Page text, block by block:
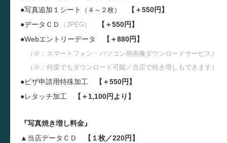
●写真追加１シート
（４～２枚）
【＋550円】
●データＣＤ
（JPEG）
【＋550円】
●Webエントリーデータ 【＋880円】
（※：スマートフォン・パソコン用画像ダウンロードサービス）
（※：何度でもダウンロード可能／当店で焼き増しもできます）
●ビザ申請用特殊加工
【＋550円】
●レタッチ加工
【＋1,100円より】
『写真焼き増し料金』
▲当店データＣＤ
【１枚／220円】